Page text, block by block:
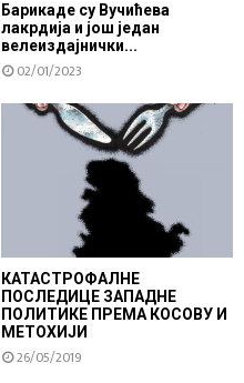
Барикаде су Вучићева
лакрдија и још један
велеиздајнички...
02/01/2023
КАТАСТРОФАЛНЕ
ПОСЛЕДИЦЕ ЗАПАДНЕ
ПОЛИТИКЕ ПРЕМА КОСОВУ И
МЕТОХИЈИ
26/05/2019